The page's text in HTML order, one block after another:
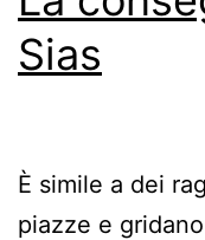
Sias
È simile a dei
piazze e